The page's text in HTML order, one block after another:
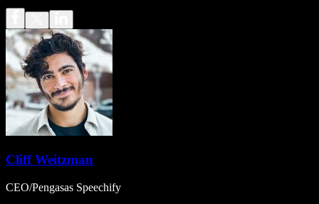
Cliff Weitzman
CEO/Pengasas Speechify